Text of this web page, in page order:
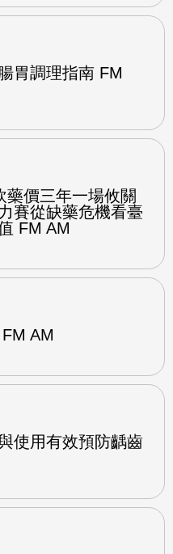
胃調理指南 FM
藥價三年一場攸關
賽從缺藥危機看臺
FM AM
AM
使用有效預防齲齒